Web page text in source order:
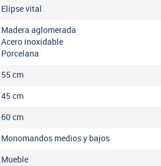
Elipse vital
Madera aglomerada
Acero inoxidable
Porcelana
55 cm
45 cm
60cm
Monomandos medios y bajos
Mueble